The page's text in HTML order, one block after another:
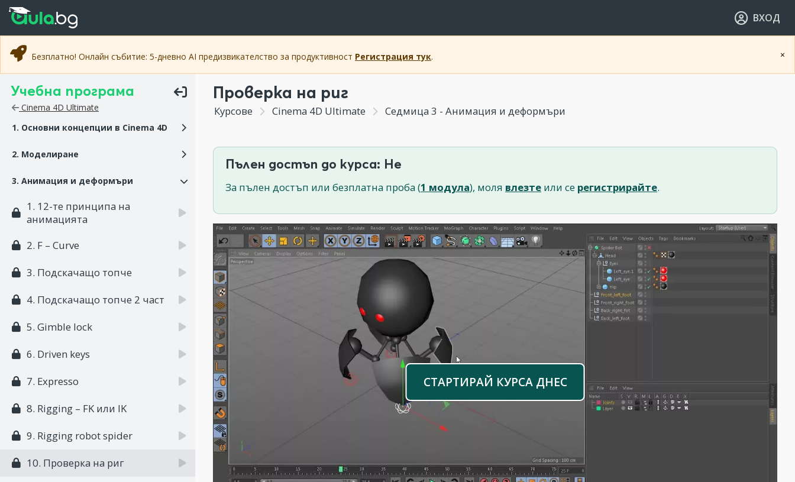
Прескочи към основното съдържание
Прескочи към навигацията
ВХОД
×
Безплатно! Онлайн събитие: 5-дневно AI предизвикателство за продуктивност Регистрация тук.
Учебна програма
Cinema 4D Ultimate
1. Основни концепции в Cinema 4D
2. Моделиране
3. Анимация и деформъри
1. 12-те принципа на
анимацията
2. F – Curve
3. Подскачащо топче
4. Подскачащо топче 2 част
5. Gimble lock
6. Driven keys
7. Expresso
8. Rigging – FK или IK
9. Rigging robot spider
10. Проверка на риг
Проверка на риг
Курсове Cinema 4D Ultimate Седмица 3 - Анимация и деформъри
Пълен достъп до курса: Не
За пълен достъп или безплатна проба (1 модула), моля влезте или се регистрирайте.
СТАРТИРАЙ КУРСА ДНЕС